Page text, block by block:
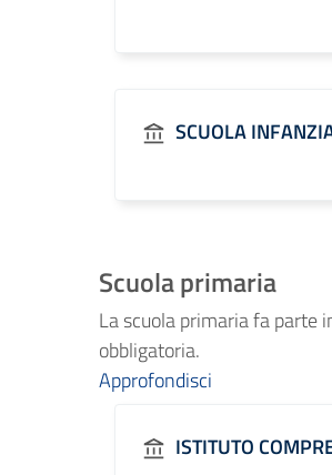
SCUOLA
Scuola primaria
La scuola primaria fa parte
obbligatoria.
Approfondisci
ISTITUTO